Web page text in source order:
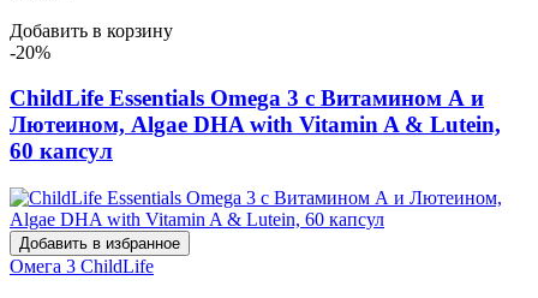
Добавить в корзину
-20%
ChildLife Essentials Omega 3 с Витамином А и
Лютеином, Algae DHA with Vitamin A & Lutein,
60 капсул
Добавить в избранное
Омега 3 ChildLife